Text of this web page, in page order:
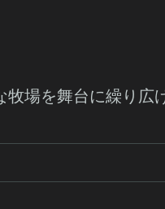
場を舞台に繰り広